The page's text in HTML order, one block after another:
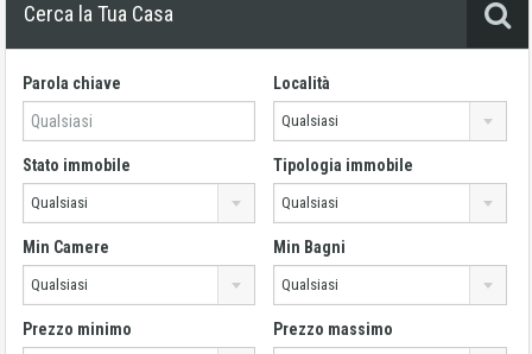
Cerca la Tua Casa
Parola chiave Località
Qualsiasi
Stato immobile
Qualsiasi
Tipologia immobile
Qualsiasi
Min Camere
Qualsiasi
Min Bagni
Qualsiasi
Prezzo minimo Prezzo massimo